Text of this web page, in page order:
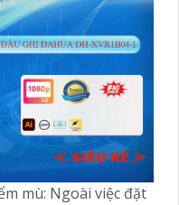
mù: Ngoài việc đặt